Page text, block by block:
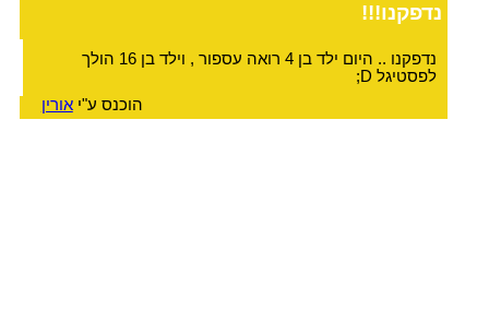
נדפקנו!!!
נדפקנו .. היום ילד בן 4 רואה עספור , וילד בן 16 הולך
לפסטיגל D;
הוכנס ע"יאורין